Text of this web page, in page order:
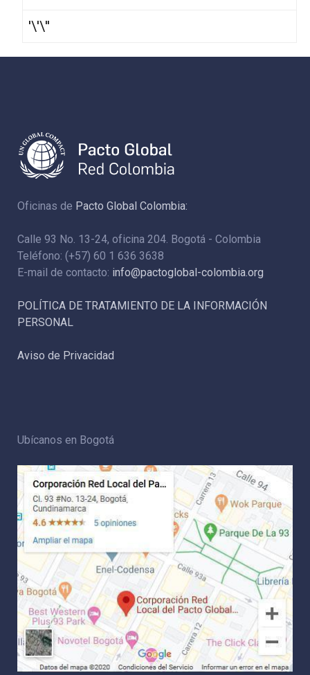
'\'\''
Oficinas de Pacto Global Colombia:
Calle 93 No. 13-24, oficina 204. Bogotá - Colombia
Teléfono: (+57) 60 1 636 3638
E-mail de contacto: info@pactoglobal-colombia.org
POLÍTICA DE TRATAMIENTO DE LA INFORMACIÓN
PERSONAL
Aviso de Privacidad
Ubícanos en Bogotá